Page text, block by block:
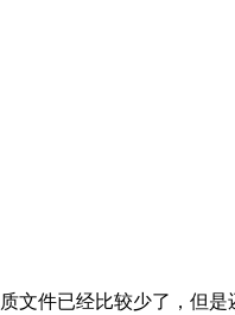
件已经比较少了，但